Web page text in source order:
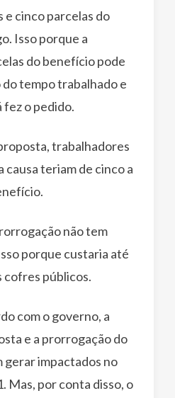
cinco parcelas do
Isso porque a
do benefício pode
tempo trabalhado e
fez o pedido.
trabalhadores
causa teriam de cinco a
não tem
porque custaria até
cofres públicos.
com o governo, a
e a prorrogação do
impactados no
Mas, por conta disso, o